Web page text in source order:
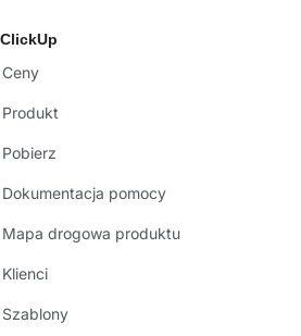
ClickUp
Ceny
Produkt
Pobierz
Dokumentacja pomocy
Mapa drogowa produktu
Klienci
Szablony